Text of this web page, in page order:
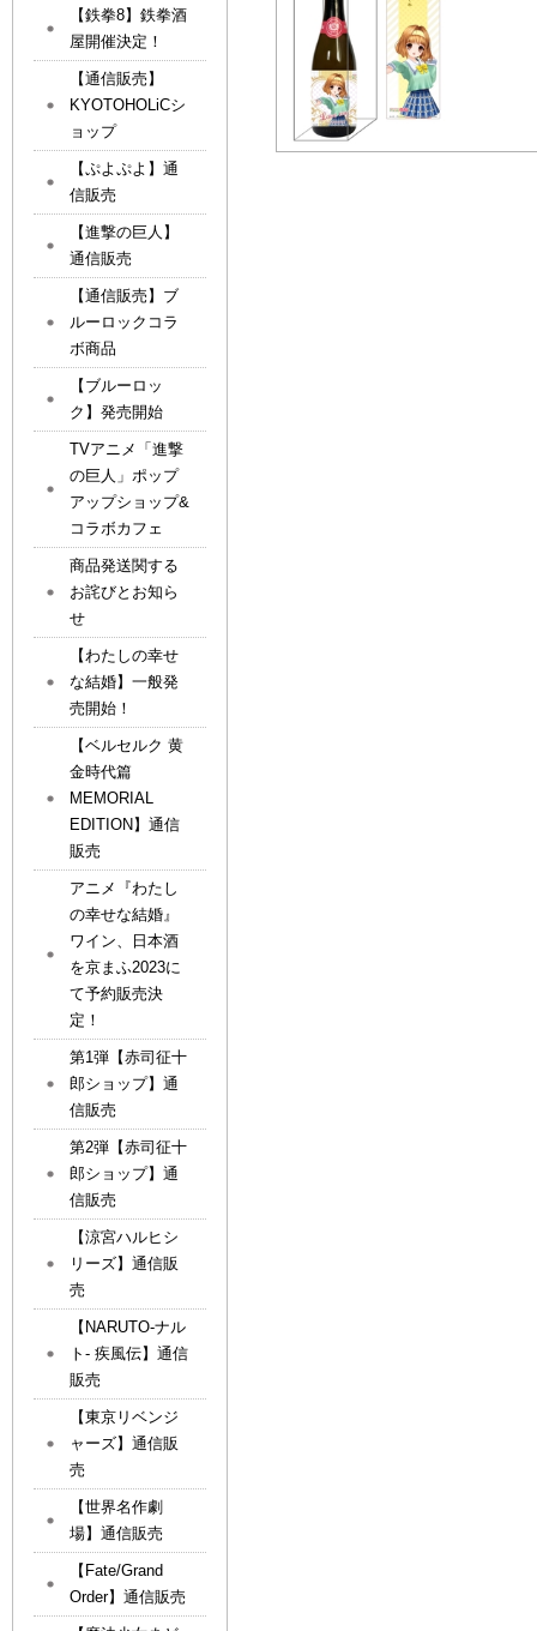
【鉄拳8】鉄拳酒
屋開催決定！
【通信販売】
KYOTOHOLiCシ
ョップ
【ぷよぷよ】通
信販売
【進撃の巨人】
通信販売
【通信販売】ブ
ルーロックコラ
ボ商品
【ブルーロッ
ク】発売開始
TVアニメ「進撃
の巨人」ポップ
アップショップ&
コラボカフェ
商品発送関する
お詫びとお知ら
せ
【わたしの幸せ
な結婚】一般発
売開始！
【ベルセルク 黄
金時代篇
MEMORIAL
EDITION】通信
販売
アニメ『わたし
の幸せな結婚』
ワイン、日本酒
を京まふ2023に
て予約販売決
定！
第1弾【赤司征十
郎ショップ】通
信販売
第2弾【赤司征十
郎ショップ】通
信販売
【涼宮ハルヒシ
リーズ】通信販
売
【NARUTO-ナル
ト- 疾風伝】通信
販売
【東京リベンジ
ャーズ】通信販
売
【世界名作劇
場】通信販売
【Fate/Grand
Order】通信販売